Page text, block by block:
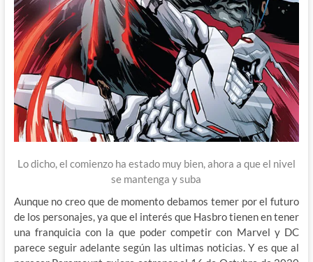
Lo dicho, el comienzo ha estado muy bien, ahora a que el nivel
se mantenga y suba
Aunque no creo que de momento debamos temer por el futuro
de los personajes, ya que el interés que Hasbro tienen en tener
una franquicia con la que poder competir con Marvel y DC
parece seguir adelante según las ultimas noticias. Y es que al